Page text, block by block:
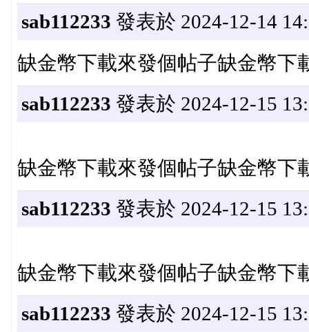
sab112233 發表於 2024-12-14
缺金幣下載來發個帖子缺金幣下
sab112233 發表於 2024-12-15
缺金幣下載來發個帖子缺金幣下
sab112233 發表於 2024-12-15
缺金幣下載來發個帖子缺金幣下
sab112233 發表於 2024-12-15